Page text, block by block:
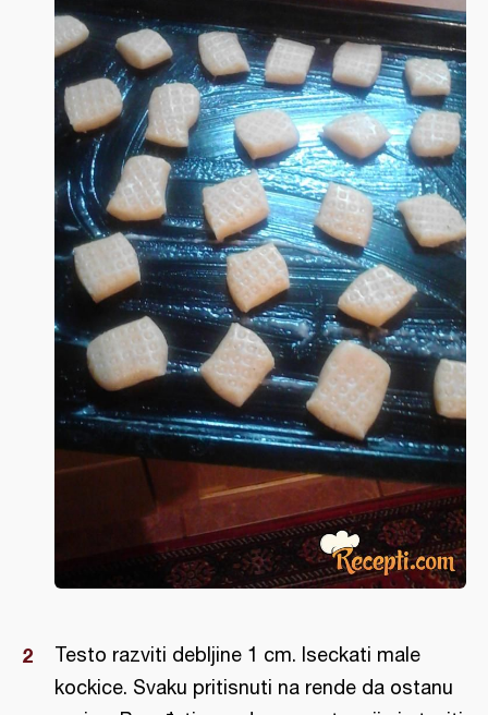
Testo razviti debljine 1 cm. Iseckati male
kockice. Svaku pritisnuti na rende da ostanu